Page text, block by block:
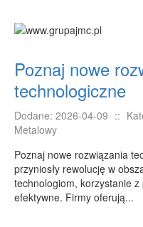
Kursy i Szkolenia
Tłumaczenia
E-BIZNES
Biżuteria
Dla Dzieci
Meble
Poznaj nowe
technologiczne
Dodane: 2026-04-09 ::
Metalowy
Poznaj nowe rozwiązania
przyniosły rewolucję w
technologiom, korzystanie
efektywne. Firmy oferują...